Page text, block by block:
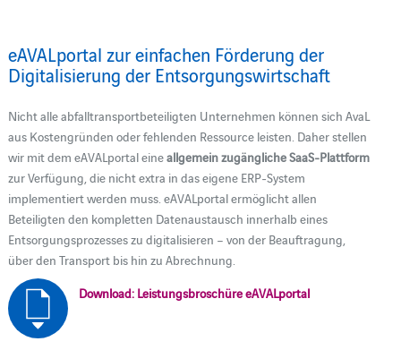
eAVALportal zur einfachen Förderung der
Digitalisierung der Entsorgungswirtschaft
Nicht alle abfalltransportbeteiligten Unternehmen können sich AvaL
aus Kostengründen oder fehlenden Ressource leisten. Daher stellen
wir mit dem eAVALportal eineallgemein zugängliche SaaS-Plattform
zur Verfügung, die nicht extra in das eigene ERP-System
implementiert werden muss. eAVALportal ermöglicht allen
Beteiligten den kompletten Datenaustausch innerhalb eines
Entsorgungsprozesses zu digitalisieren – von der Beauftragung,
über den Transport bis hin zu Abrechnung.
Download: Leistungsbroschüre eAVALportal